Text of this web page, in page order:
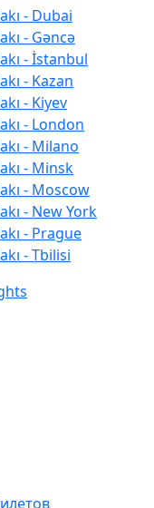
- Dubai
- Gəncə
- İstanbul
- Kazan
- Kiyev
- London
- Milano
- Minsk
- Moscow
- New York
- Prague
- Tbilisi